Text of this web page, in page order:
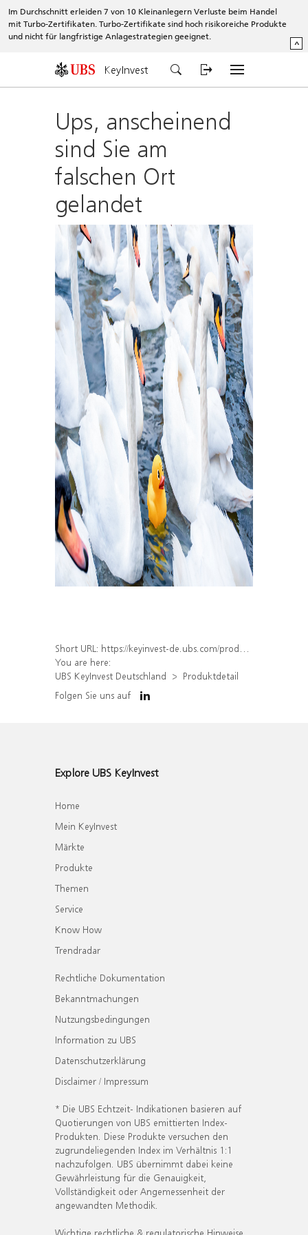
Im Durchschnitt erleiden 7 von 10 Kleinanlegern Verluste beim Handel
mit Turbo-Zertifikaten. Turbo-Zertifikate sind hoch risikoreiche Produkte
und nicht für langfristige Anlagestrategien geeignet.
^
KeyInvest
Ups, anscheinend
sind Sie am
falschen Ort
gelandet
Short URL: https://keyinvest-de.ubs.com/produkt/detail/index/isin/DE000WA6RDT6
You are here:
UBS KeyInvest Deutschland
Produktdetail
Folgen Sie uns auf
Explore UBS KeyInvest
Home
Mein KeyInvest
Märkte
Produkte
Themen
Service
Know How
Trendradar
Rechtliche Dokumentation
Bekanntmachungen
Nutzungsbedingungen
Information zu UBS
Datenschutzerklärung
Disclaimer / Impressum
* Die UBS Echtzeit- Indikationen basieren auf
Quotierungen von UBS emittierten Index-
Produkten. Diese Produkte versuchen den
zugrundeliegenden Index im Verhältnis 1:1
nachzufolgen. UBS übernimmt dabei keine
Gewährleistung für die Genauigkeit,
Vollständigkeit oder Angemessenheit der
angewandten Methodik.